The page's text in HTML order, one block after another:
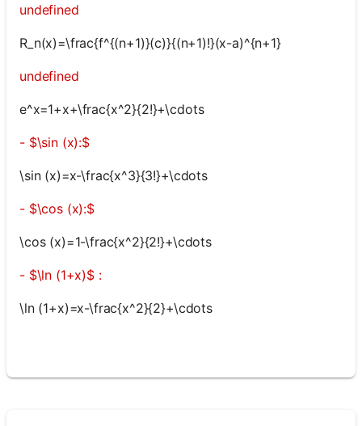
undefined
R_n(x)=\frac{f^{(n+1)}(c)}{(n+1)!}(x-a)^{n+1}
undefined
e^x=1+x+\frac{x^2}{2!}+\cdots
- $\sin (x):$
\sin (x)=x-\frac{x^3}{3!}+\cdots
- $\cos (x):$
\cos (x)=1-\frac{x^2}{2!}+\cdots
- $\ln (1+x)$ :
\ln (1+x)=x-\frac{x^2}{2}+\cdots